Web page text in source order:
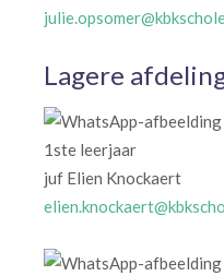
Lagere
1ste leerjaar
juf Elien Knockaert